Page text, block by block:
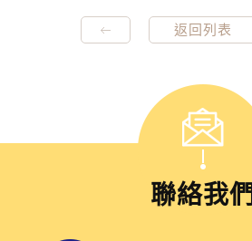
返回列表
聯絡我們